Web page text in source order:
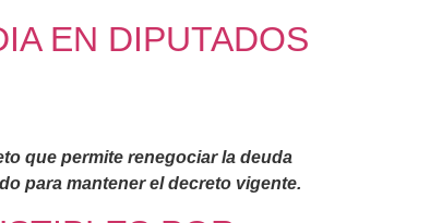
EN DIPUTADOS
que permite renegociar la deuda
para mantener el decreto vigente.